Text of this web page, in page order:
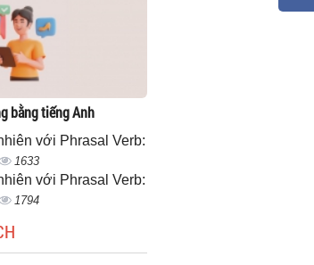
bằng tiếng Anh
với Phrasal Verb:
1633
với Phrasal Verb:
1794